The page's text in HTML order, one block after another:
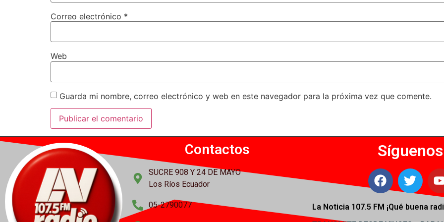
Correo electrónico *
Web
Guarda mi nombre, correo electrónico y web en este navegador para la próxima vez que comente.
Contactos
SUCRE 908 Y 24 DE MAYO
Los Ríos Ecuador
05-2790077
Síguenos
La Noticia 107.5 FM ¡Qué buena